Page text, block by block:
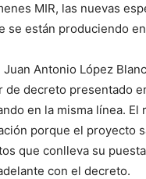
MIR, las nuevas
se están produciendo
Antonio López
decreto presentado
en la misma línea.
porque el proyecto
que conlleva su
con el decreto.